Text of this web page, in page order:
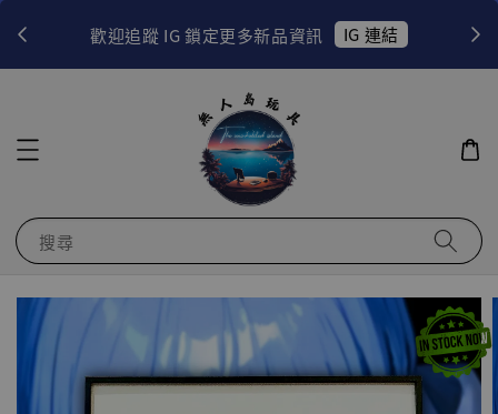
歡迎追蹤 IG 鎖定更多新品資訊 IG 連結
搜尋